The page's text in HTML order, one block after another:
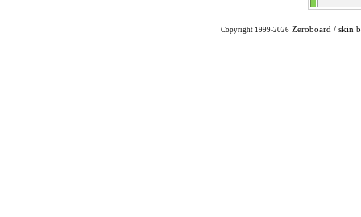
Copyright 1999-2026 Zeroboard / skin